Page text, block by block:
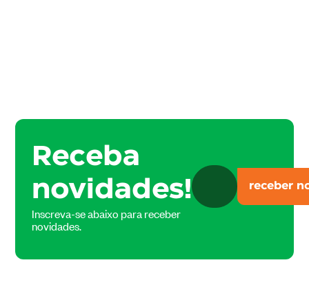
Receba
novidades!
Inscreva-se abaixo para receber
novidades.